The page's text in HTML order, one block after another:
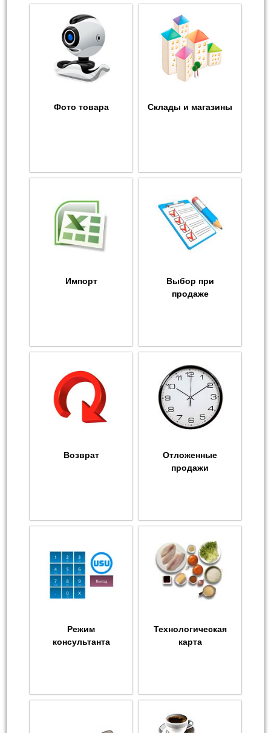
Фото товара Склады и магазины
Импорт
Выбор при
продаже
Возврат
Отложенные
продажи
Режим
консультанта
Технологическая
карта